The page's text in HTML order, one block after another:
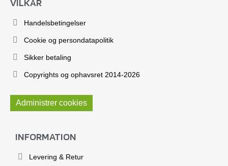
Handelsbetingelser
Cookie og persondatapolitik
Sikker betaling
Copyrights og ophavsret 2014-2026
Administrer cookies
INFORMATION
Levering & Retur